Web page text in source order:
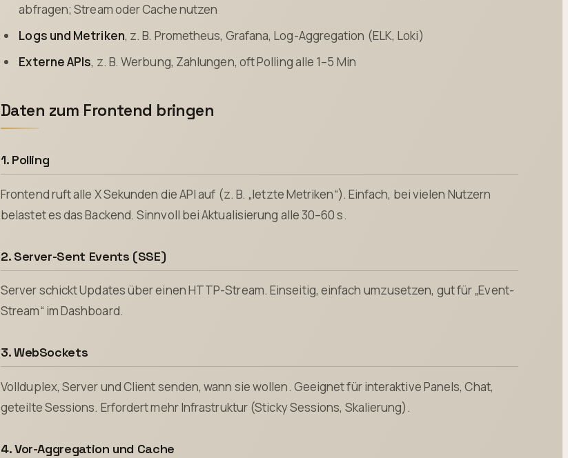
abfragen; Stream oder Cache nutzen
Logs und Metriken, z. B. Prometheus, Grafana, Log-Aggregation (ELK, Loki)
Externe APIs, z. B. Werbung, Zahlungen, oft Polling alle 1–5 Min
Daten zum Frontend bringen
1. Polling
Frontend ruft alle X Sekunden die API auf (z. B. „letzte Metriken“). Einfach, bei vielen Nutzern
belastet es das Backend. Sinnvoll bei Aktualisierung alle 30–60 s.
2. Server-Sent Events (SSE)
Server schickt Updates über einen HTTP-Stream. Einseitig, einfach umzusetzen, gut für „Event-
Stream“ im Dashboard.
3. WebSockets
Vollduplex, Server und Client senden, wann sie wollen. Geeignet für interaktive Panels, Chat,
geteilte Sessions. Erfordert mehr Infrastruktur (Sticky Sessions, Skalierung).
4. Vor-Aggregation und Cache